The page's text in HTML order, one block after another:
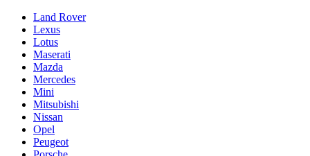
Land Rover
Lexus
Lotus
Maserati
Mazda
Mercedes
Mini
Mitsubishi
Nissan
Opel
Peugeot